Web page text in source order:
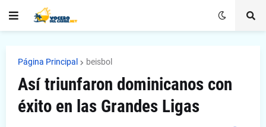
Página Principal beisbol
Así triunfaron dominicanos con
éxito en las Grandes Ligas